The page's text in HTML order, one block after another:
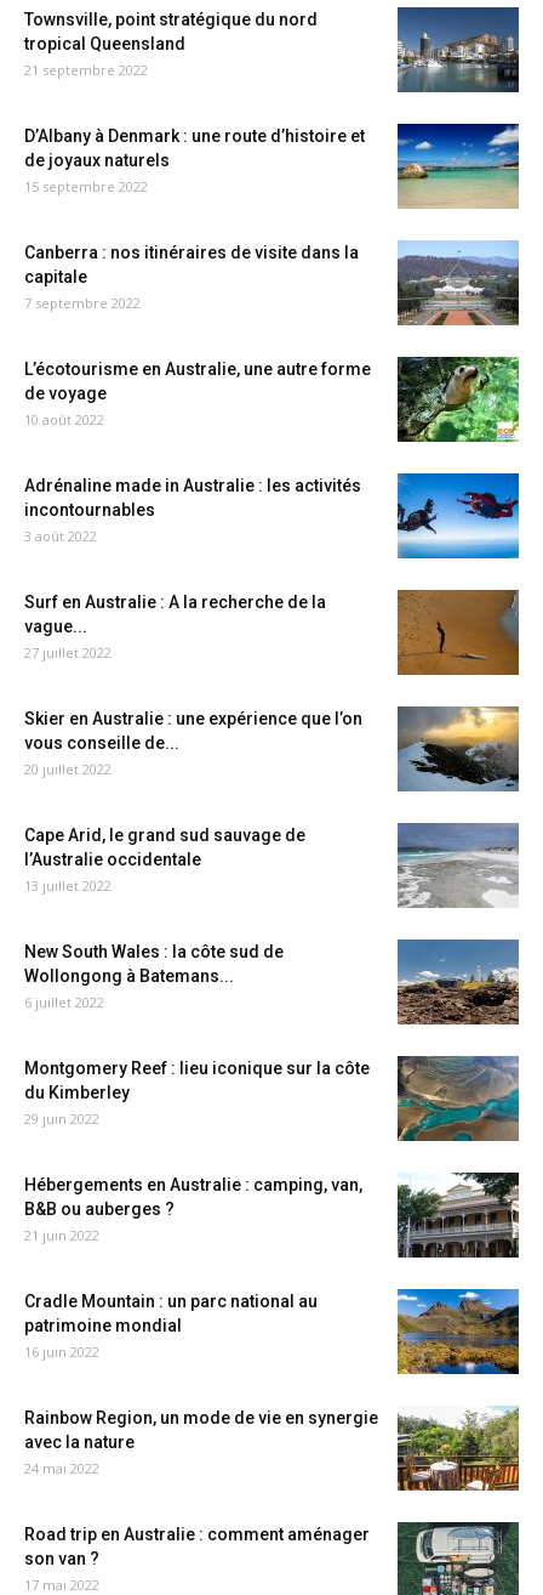
Townsville, point stratégique du nord
tropical Queensland
21 septembre 2022
D’Albany à Denmark : une route d’histoire et
de joyaux naturels
15 septembre 2022
Canberra : nos itinéraires de visite dans la
capitale
7 septembre 2022
L’écotourisme en Australie, une autre forme
de voyage
10 août 2022
Adrénaline made in Australie : les activités
incontournables
3 août 2022
Surf en Australie : A la recherche de la
vague...
27 juillet 2022
Skier en Australie : une expérience que l’on
vous conseille de...
20 juillet 2022
Cape Arid, le grand sud sauvage de
l’Australie occidentale
13 juillet 2022
New South Wales : la côte sud de
Wollongong à Batemans...
6 juillet 2022
Montgomery Reef : lieu iconique sur la côte
du Kimberley
29 juin 2022
Hébergements en Australie : camping, van,
B&B ou auberges ?
21 juin 2022
Cradle Mountain : un parc national au
patrimoine mondial
16 juin 2022
Rainbow Region, un mode de vie en synergie
avec la nature
24 mai 2022
Road trip en Australie : comment aménager
son van ?
17 mai 2022